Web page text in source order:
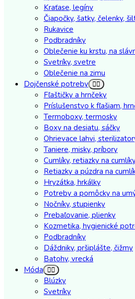
Kraťase, legíny
Čiapočky, šatky, čelenky,
Rukavice
Podbradníky
Oblečenie ku krstu, na
Svetríky, svetre
Oblečenie na zimu
Dojčenské potreby
Fľaštičky a hrnčeky
Príslušenstvo k fľašiam,
Termoboxy, termosky
Boxy na desiatu, sáčky
Ohrievace lahvi,
Taniere, misky, príbory
Cumlíky, retiazky na
Retiazky a púzdra na
Hryzátka, hrkálky
Potreby a pomôcky na
Nočníky, stupienky
Prebaľovanie, plienky
Kozmetika, hygienické
Podbradníky
Dáždniky, pršiplášte, čižmy
Batohy, vrecká
Móda
Blúzky
Svetríky